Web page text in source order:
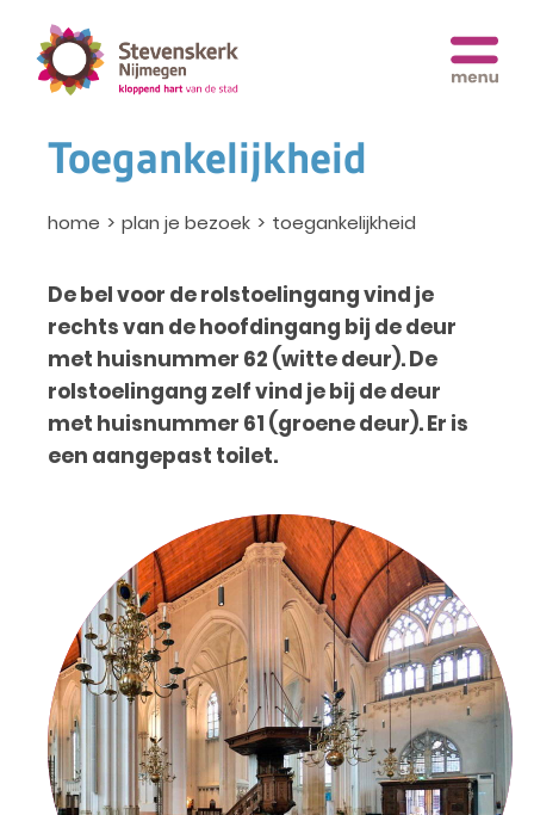
Toegankelijkheid
home plan je bezoek toegankelijkheid
De bel voor de rolstoelingang vind je
rechts van de hoofdingang bij de deur
met huisnummer 62 (witte deur). De
rolstoelingang zelf vind je bij de deur
met huisnummer 61 (groene deur). Er is
een aangepast toilet.